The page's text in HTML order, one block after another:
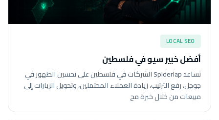
LOCAL SEO
أفضل خبير سيو في فلسطين
تساعد Spiderlap الشركات في فلسطين على تحسين الظهور في
جوجل، رفع الترتيب، زيادة العملاء المحتملين، وتحويل الزيارات إلى
مبيعات من خلال خبرة مح